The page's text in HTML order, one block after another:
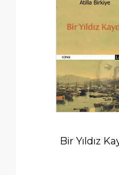
Bir Yıldız